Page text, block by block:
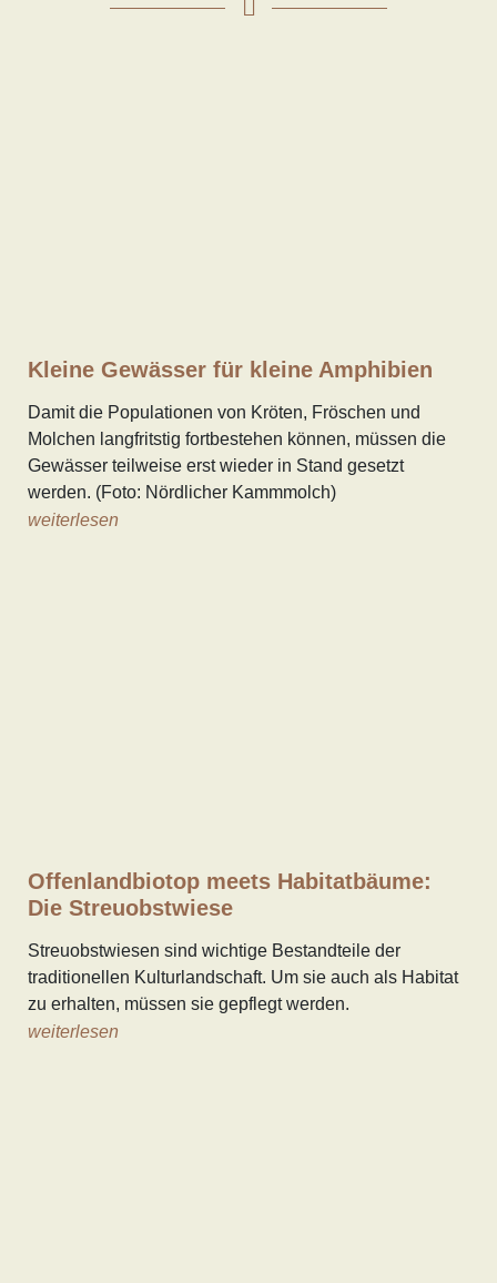
Kleine Gewässer für kleine Amphibien
Damit die Populationen von Kröten, Fröschen und
Molchen langfritstig fortbestehen können, müssen die
Gewässer teilweise erst wieder in Stand gesetzt
werden. (Foto: Nördlicher Kammmolch)
weiterlesen
Offenlandbiotop meets Habitatbäume:
Die Streuobstwiese
Streuobstwiesen sind wichtige Bestandteile der
traditionellen Kulturlandschaft. Um sie auch als Habitat
zu erhalten, müssen sie gepflegt werden.
weiterlesen